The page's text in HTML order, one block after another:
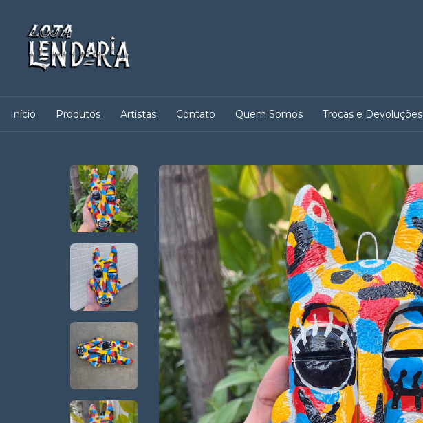
Início Produtos Artistas Contato Quem Somos Trocas e Devoluções